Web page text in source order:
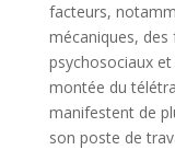
facteurs,
mécaniques,
psychosociaux
montée du
manifestent de
son poste de